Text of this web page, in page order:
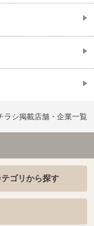
ラシ掲載店舗・企業一覧
テゴリから探す